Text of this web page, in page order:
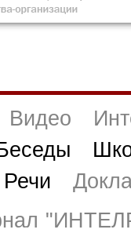
Видео
Речи